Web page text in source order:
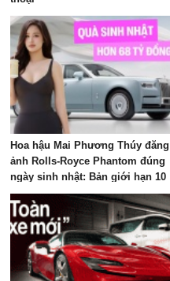
Hoa hậu Mai Phương Thúy đăng
ảnh Rolls-Royce Phantom đúng
ngày sinh nhật: Bản giới hạn 10
chiếc toàn cầu, giá quy đổi gần
68 tỷ đồng